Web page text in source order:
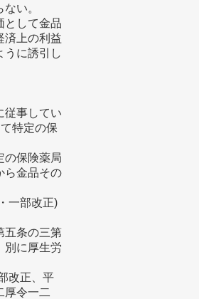
い。
として金品
済上の利益
うに誘引し
従事してい
特定の保
の保険薬局
ら金品その
一部改正)
五条の三第
別に厚生労
改正、平
厚令一二